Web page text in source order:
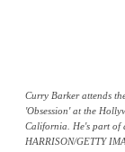
Curry Barker attends
'Obsession' at the
California. He's part of
HARRISON/GETTY